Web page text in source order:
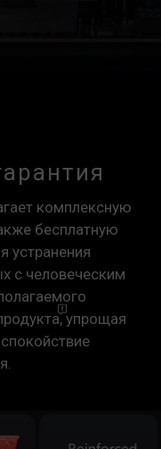
комплексную
бесплатную
устранения
с человеческим
упрощая